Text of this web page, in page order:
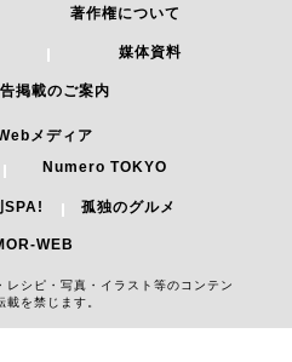
著作権について
媒体資料
掲載のご案内
メディア
Numero TOKYO
SPA! 孤独のグルメ
WEB
シピ・写真・イラスト等のコンテン
載を禁じます。